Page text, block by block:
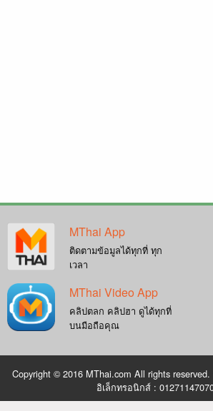
MThai App
ติดตามข้อมูลได้ทุกที่ ทุก
เวลา
MThai Video App
คลิปตลก คลิปฮา ดูได้ทุกที่
บนมือถือคุณ
Copyright © 2016 MThai.com All rights
อิเล็กทรอนิกส์ :